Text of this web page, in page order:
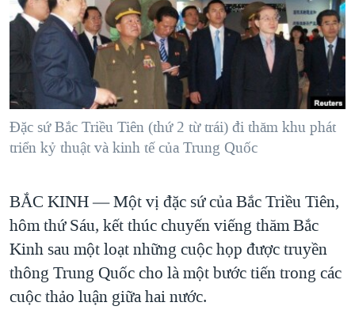
"Tìm"NGƯỜI VIỆT HẢI NGOẠI
ĐỜI SỐNG
KINH TẾ
KHOA HỌC
SỨC KHOẺ
VĂN HOÁ
TẠI
HÀNH TRÌNH BẦU CỬ 2024
MỘT NĂM CHIẾN TRANH TẠI DẢI GAZA
GIẢI MÃ VÀNH ĐAI & CON ĐƯỜNG
TRỊNH VĨNH BÌNH - NGƯỜI HẠ 'BÊN THẮNG CUỘC'
CHI PHÍ CHIẾN TRANH AFGHANISTAN
CÁC GIÁ TRỊ CỘNG HÒA Ở VIỆT NAM
THƯỢNG ĐỈNH TRUMP-KIM TẠI VIỆT NAM
TRỊNH VĨNH BÌNH VS. CHÍNH PHỦ VIỆT NAM
VIDEO
NGHE
MẠNG XÃ HỘI
Ngôn ngữ khác
Đặc sứ Bắc Triều Tiên (thứ 2 từ trái) đi thăm khu phát
triển kỷ thuật và kinh tế của Trung Quốc
BẮC KINH —Một vị đặc sứ của Bắc Triều Tiên,
hôm thứ Sáu, kết thúc chuyến viếng thăm Bắc
Kinh sau một loạt những cuộc họp được truyền
thông Trung Quốc cho là một bước tiến trong các
cuộc thảo luận giữa hai nước.